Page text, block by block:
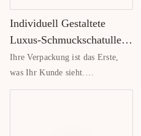
suchen, die elegantes, modernes
Design mit zuverlässigem Schutz
verbindet, ist unser Reise-
Schmucketui mit Reißverschluss
Individuell Gestaltete
Luxus-Schmuckschatulle –
Heben Sie Ihre Marke
Hervor
Ihre Verpackung ist das Erste,
was Ihr Kunde sieht.
und es sollte sofort Qualität, Stil